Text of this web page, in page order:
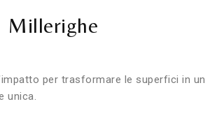
Millerighe
per trasformare le superfici in un
unica.